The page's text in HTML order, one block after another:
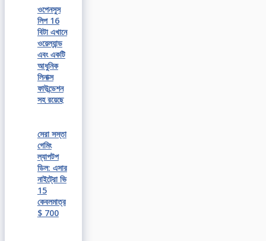
ওপেনসুস
লিপ 16
বিটা এখানে
ওয়েল্যান্ড
এবং একটি
আধুনিক
লিনাক্স
ফাউন্ডেশন
সহ রয়েছে
সেরা সস্তা
গেমিং
ল্যাপটপ
ডিল: এসার
নাইট্রো ভি
15
কেবলমাত্র
$ 700